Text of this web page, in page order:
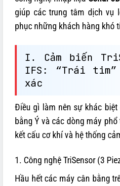
giúp các trung tâm dịch vụ
phục những khách hàng khó
I. Cảm biến
IFS: “Trái
xác
Điều gì làm nên sự khác
bằng Ý và các dòng máy
kết cấu cơ khí và hệ thống
1. Công nghệ TriSensor (3
Hầu hết các máy cân bằng